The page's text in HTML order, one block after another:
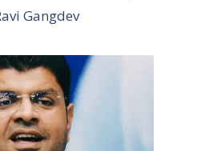
Gangdev